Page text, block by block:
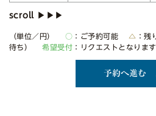
（単位／円） ○ ：ご予約可能 △ ：残
待ち）希望受付 ：リクエストとなりま
予約へ進む